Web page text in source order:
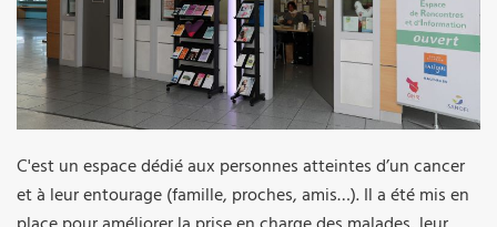
C'est un espace dédié aux personnes atteintes d’un cancer
et à leur entourage (famille, proches, amis…). Il a été mis en